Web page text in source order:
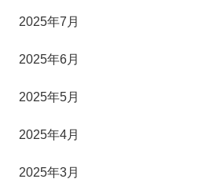
2025年7月
2025年6月
2025年5月
2025年4月
2025年3月